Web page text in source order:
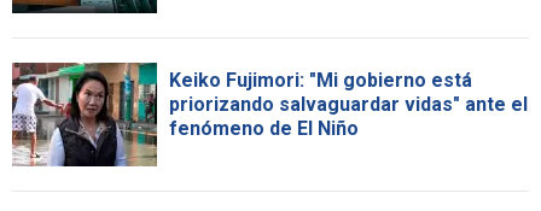
Keiko Fujimori: "Mi gobierno está
priorizando salvaguardar vidas" ante el
fenómeno de El Niño